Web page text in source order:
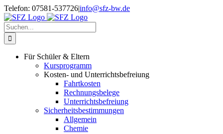
Zum
Inhalt
springen
Telefon: 07581-537726|info@sfz-bw.de
Suche
nach:
Für Schüler & Eltern
Kursprogramm
Kosten- und Unterrichtsbefreiung
Fahrtkosten
Rechnungsbelege
Unterrichtsbefreiung
Sicherheitsbestimmungen
Allgemein
Chemie